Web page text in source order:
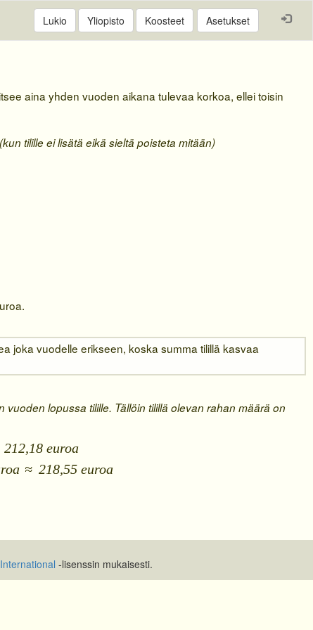
Asetukset
aina yhden vuoden aikana tulevaa korkoa, ellei toisin
tilille ei lisätä eikä sieltä poisteta mitään)
joka vuodelle erikseen, koska summa tilillä kasvaa
lopussa tilille. Tällöin tilillä olevan rahan määrä on
euroa
≈ 218,55 euroa
-lisenssin mukaisesti.